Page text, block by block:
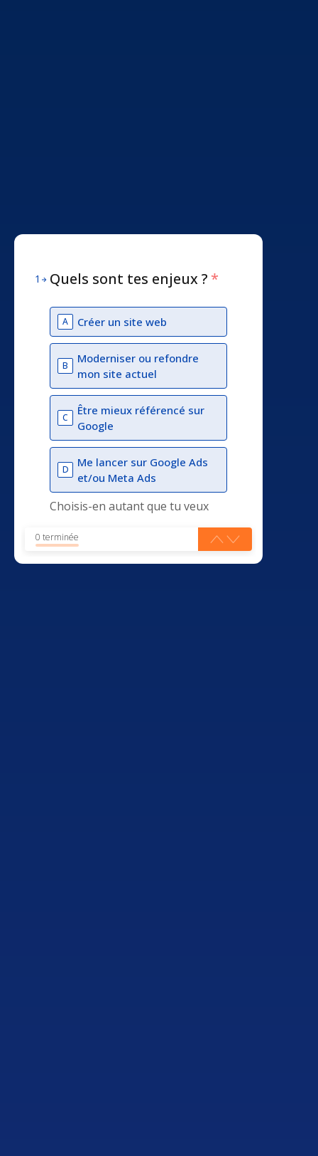
1 Quels sont tes enjeux ? *
A Créer un site web
B
Moderniser ou refondre
mon site actuel
C
Être mieux référencé sur
Google
D
Me lancer sur Google Ads
et/ou Meta Ads
Choisis-en autant que tu veux
0 terminée